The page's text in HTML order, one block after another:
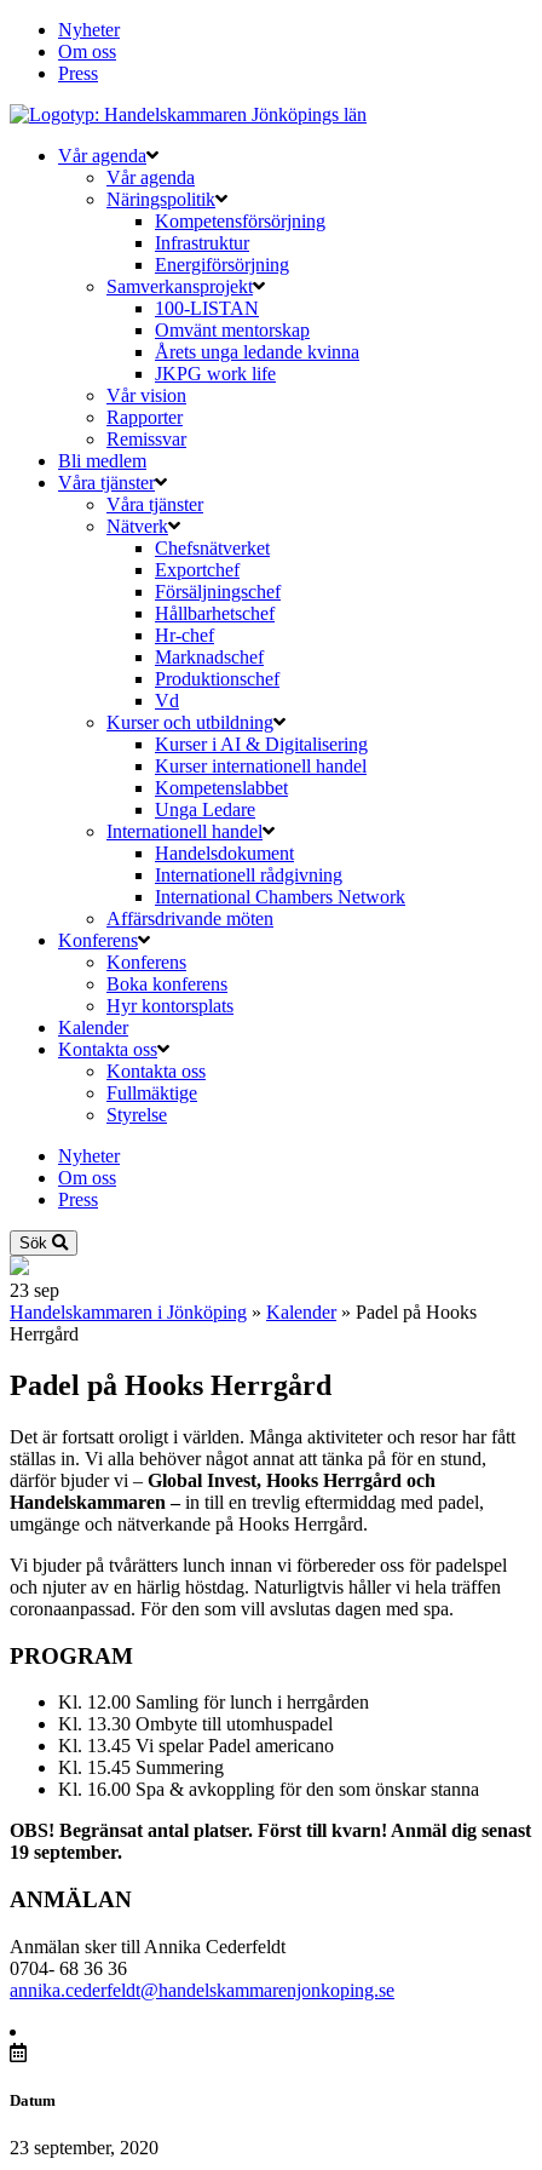
Nyheter
Om oss
Press
Vår agenda
Vår agenda
Näringspolitik
Kompetensförsörjning
Infrastruktur
Energiförsörjning
Samverkansprojekt
100-LISTAN
Omvänt mentorskap
Årets unga ledande kvinna
JKPG work life
Vår vision
Rapporter
Remissvar
Bli medlem
Våra tjänster
Våra tjänster
Nätverk
Chefsnätverket
Exportchef
Försäljningschef
Hållbarhetschef
Hr-chef
Marknadschef
Produktionschef
Vd
Kurser och utbildning
Kurser i AI & Digitalisering
Kurser internationell handel
Kompetenslabbet
Unga Ledare
Internationell handel
Handelsdokument
Internationell rådgivning
International Chambers Network
Affärsdrivande möten
Konferens
Konferens
Boka konferens
Hyr kontorsplats
Kalender
Kontakta oss
Kontakta oss
Fullmäktige
Styrelse
Nyheter
Om oss
Press
Sök
23 sep
Handelskammaren i Jönköping » Kalender » Padel på Hooks
Herrgård
Padel på Hooks Herrgård
Det är fortsatt oroligt i världen. Många aktiviteter och resor har fått
ställas in. Vi alla behöver något annat att tänka på för en stund,
därför bjuder vi – Global Invest, Hooks Herrgård och
Handelskammaren –in till en trevlig eftermiddag med padel,
umgänge och nätverkande på Hooks Herrgård.
Vi bjuder på tvårätters lunch innan vi förbereder oss för padelspel
och njuter av en härlig höstdag. Naturligtvis håller vi hela träffen
coronaanpassad. För den som vill avslutas dagen med spa.
PROGRAM
Kl. 12.00 Samling för lunch i herrgården
Kl. 13.30 Ombyte till utomhuspadel
Kl. 13.45 Vi spelar Padel americano
Kl. 15.45 Summering
Kl. 16.00 Spa & avkoppling för den som önskar stanna
OBS! Begränsat antal platser. Först till kvarn! Anmäl dig senast
19 september.
ANMÄLAN
Anmälan sker till Annika Cederfeldt
0704- 68 36 36
annika.cederfeldt@handelskammarenjonkoping.se
Datum
23 september, 2020